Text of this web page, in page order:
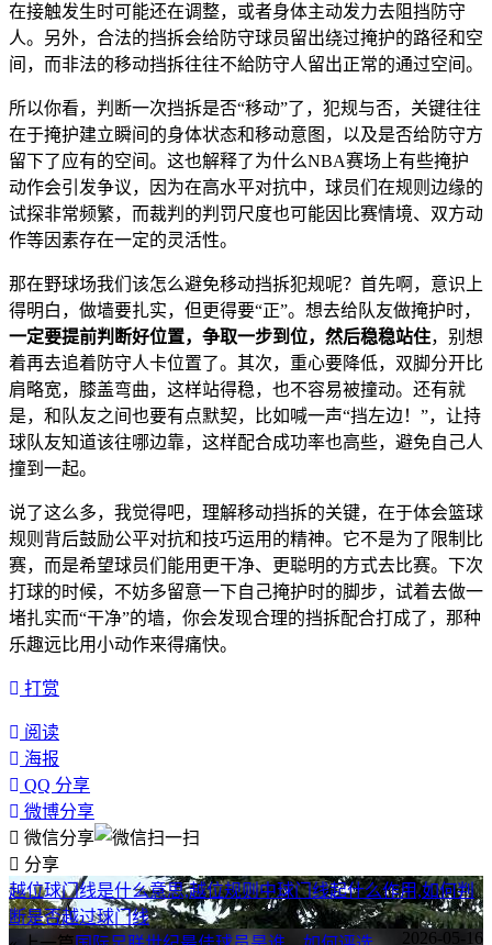
在接触发生时可能还在调整，或者身体主动发力去阻挡防守
人。另外，合法的挡拆会给防守球员留出绕过掩护的路径和空
间，而非法的移动挡拆往往不給防守人留出正常的通过空间。
所以你看，判断一次挡拆是否“移动”了，犯规与否，关键往往
在于掩护建立瞬间的身体状态和移动意图，以及是否给防守方
留下了应有的空间。这也解释了为什么NBA赛场上有些掩护
动作会引发争议，因为在高水平对抗中，球员们在规则边缘的
试探非常频繁，而裁判的判罚尺度也可能因比赛情境、双方动
作等因素存在一定的灵活性。
那在野球场我们该怎么避免移动挡拆犯规呢？首先啊，意识上
得明白，做墙要扎实，但更得要“正”。想去给队友做掩护时，
一定要提前判断好位置，争取一步到位，然后稳稳站住，别想
着再去追着防守人卡位置了。其次，重心要降低，双脚分开比
肩略宽，膝盖弯曲，这样站得稳，也不容易被撞动。还有就
是，和队友之间也要有点默契，比如喊一声“挡左边！”，让持
球队友知道该往哪边靠，这样配合成功率也高些，避免自己人
撞到一起。
说了这么多，我觉得吧，理解移动挡拆的关键，在于体会篮球
规则背后鼓励公平对抗和技巧运用的精神。它不是为了限制比
赛，而是希望球员们能用更干净、更聪明的方式去比赛。下次
打球的时候，不妨多留意一下自己掩护时的脚步，试着去做一
堵扎实而“干净”的墙，你会发现合理的挡拆配合打成了，那种
乐趣远比用小动作来得痛快。
打赏
阅读
海报
QQ 分享
微博分享
微信分享
分享
越位球门线是什么意思,越位规则中球门线起什么作用,如何判
断是否越过球门线
2026-05-16